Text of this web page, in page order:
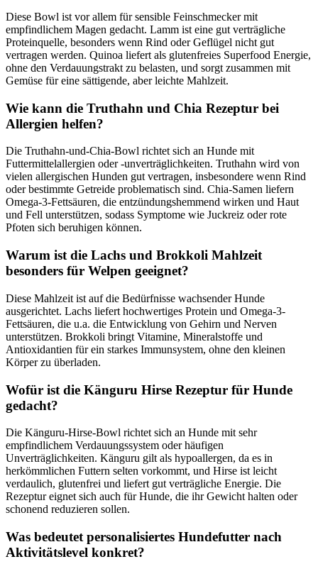
Diese Bowl ist vor allem für sensible Feinschmecker mit
empfindlichem Magen gedacht. Lamm ist eine gut verträgliche
Proteinquelle, besonders wenn Rind oder Geflügel nicht gut
vertragen werden. Quinoa liefert als glutenfreies Superfood Energie,
ohne den Verdauungstrakt zu belasten, und sorgt zusammen mit
Gemüse für eine sättigende, aber leichte Mahlzeit.
Wie kann die Truthahn und Chia Rezeptur bei
Allergien helfen?
Die Truthahn-und-Chia-Bowl richtet sich an Hunde mit
Futtermittelallergien oder -unverträglichkeiten. Truthahn wird von
vielen allergischen Hunden gut vertragen, insbesondere wenn Rind
oder bestimmte Getreide problematisch sind. Chia-Samen liefern
Omega‑3-Fettsäuren, die entzündungshemmend wirken und Haut
und Fell unterstützen, sodass Symptome wie Juckreiz oder rote
Pfoten sich beruhigen können.
Warum ist die Lachs und Brokkoli Mahlzeit
besonders für Welpen geeignet?
Diese Mahlzeit ist auf die Bedürfnisse wachsender Hunde
ausgerichtet. Lachs liefert hochwertiges Protein und Omega‑3-
Fettsäuren, die u.a. die Entwicklung von Gehirn und Nerven
unterstützen. Brokkoli bringt Vitamine, Mineralstoffe und
Antioxidantien für ein starkes Immunsystem, ohne den kleinen
Körper zu überladen.
Wofür ist die Känguru Hirse Rezeptur für Hunde
gedacht?
Die Känguru-Hirse-Bowl richtet sich an Hunde mit sehr
empfindlichem Verdauungssystem oder häufigen
Unverträglichkeiten. Känguru gilt als hypoallergen, da es in
herkömmlichen Futtern selten vorkommt, und Hirse ist leicht
verdaulich, glutenfrei und liefert gut verträgliche Energie. Die
Rezeptur eignet sich auch für Hunde, die ihr Gewicht halten oder
schonend reduzieren sollen.
Was bedeutet personalisiertes Hundefutter nach
Aktivitätslevel konkret?